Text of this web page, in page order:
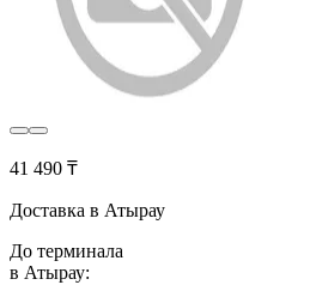
41 490 ₸
Доставка в Атырау
До терминала
в Атырау: